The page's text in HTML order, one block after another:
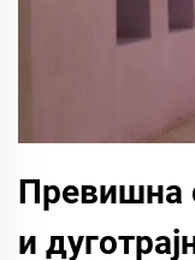
Превишна
и